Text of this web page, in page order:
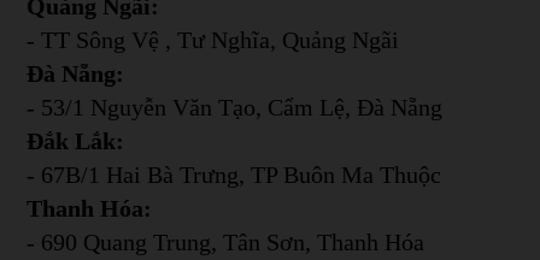
Quảng Ngãi:
- TT Sông Vệ , Tư Nghĩa, Quảng Ngãi
Đà Nẵng:
- 53/1 Nguyễn Văn Tạo, Cẩm Lệ, Đà Nẵng
Đắk Lắk:
- 67B/1 Hai Bà Trưng, TP Buôn Ma Thuộc
Thanh Hóa:
- 690 Quang Trung, Tân Sơn, Thanh Hóa